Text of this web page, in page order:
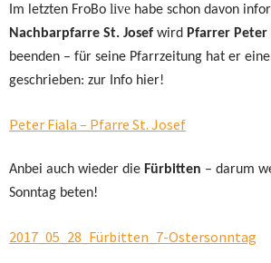
Im letzten FroBo live habe schon davon
Nachbarpfarre St. Josef wird Pfarrer Peter
beenden – für seine Pfarrzeitung hat er
geschrieben: zur Info hier!
Peter Fiala – Pfarre St. Josef
Anbei auch wieder die Fürbitten – darum
Sonntag beten!
2017_05_28_Fürbitten_7-Ostersonntag